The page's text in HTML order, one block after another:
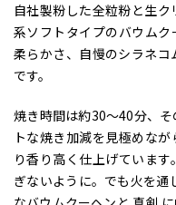
自社製粉した全粒粉と生
系ソフトタイプのバウム
柔らかさ、自慢のシラネ
です。
焼き時間は約30～40分、
トな焼き加減を見極めな
り香り高く仕上げていま
ぎないように。でも火を